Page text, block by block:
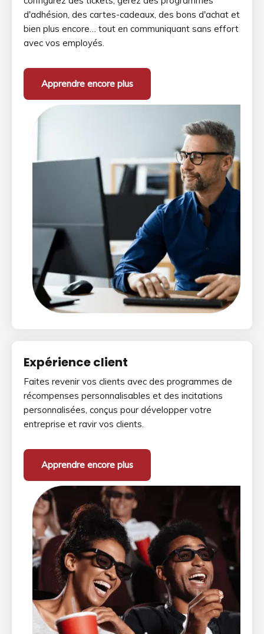
d'adhésion, des cartes-cadeaux, des bons d'achat et
bien plus encore… tout en communiquant sans effort
avec vos employés.
Apprendre encore plus
Expérience client
Faites revenir vos clients avec des programmes de
récompenses personnalisables et des incitations
personnalisées, conçus pour développer votre
entreprise et ravir vos clients.
Apprendre encore plus